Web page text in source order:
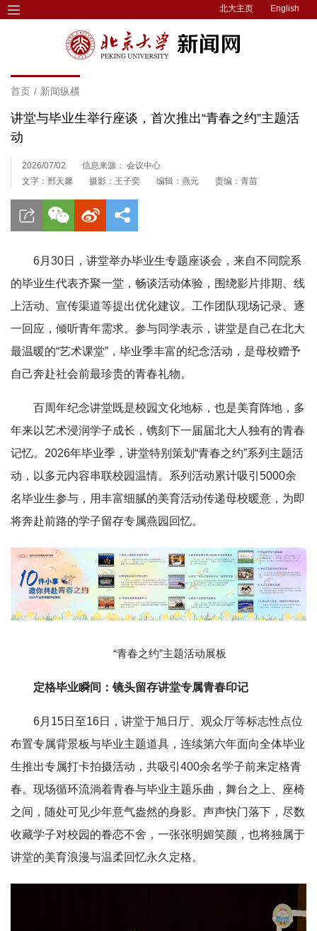
北大主页 English
首页 / 新闻纵横
讲堂与毕业生举行座谈，首次推出“青春之约”主题活
动
2026/07/02
信息来源： 会议中心
文字：邢天馨
摄影：王子奕 编辑：燕元 责编：青苗
6月30日，讲堂举办毕业生专题座谈会，来自不同院系
的毕业生代表齐聚一堂，畅谈活动体验，围绕影片排期、线
上活动、宣传渠道等提出优化建议。工作团队现场记录、逐
一回应，倾听青年需求。参与同学表示，讲堂是自己在北大
最温暖的“艺术课堂”，毕业季丰富的纪念活动，是母校赠予
自己奔赴社会前最珍贵的青春礼物。
百周年纪念讲堂既是校园文化地标，也是美育阵地，多
年来以艺术浸润学子成长，镌刻下一届届北大人独有的青春
记忆。2026年毕业季，讲堂特别策划“青春之约”系列主题活
动，以多元内容串联校园温情。系列活动累计吸引5000余
名毕业生参与，用丰富细腻的美育活动传递母校暖意，为即
将奔赴前路的学子留存专属燕园回忆。
“青春之约”主题活动展板
定格毕业瞬间：镜头留存讲堂专属青春印记
6月15日至16日，讲堂于旭日厅、观众厅等标志性点位
布置专属背景板与毕业主题道具，连续第六年面向全体毕业
生推出专属打卡拍摄活动，共吸引400余名学子前来定格青
春。现场循环流淌着青春与毕业主题乐曲，舞台之上、座椅
之间，随处可见少年意气盎然的身影。声声快门落下，尽数
收藏学子对校园的眷恋不舍，一张张明媚笑颜，也将独属于
讲堂的美育浪漫与温柔回忆永久定格。